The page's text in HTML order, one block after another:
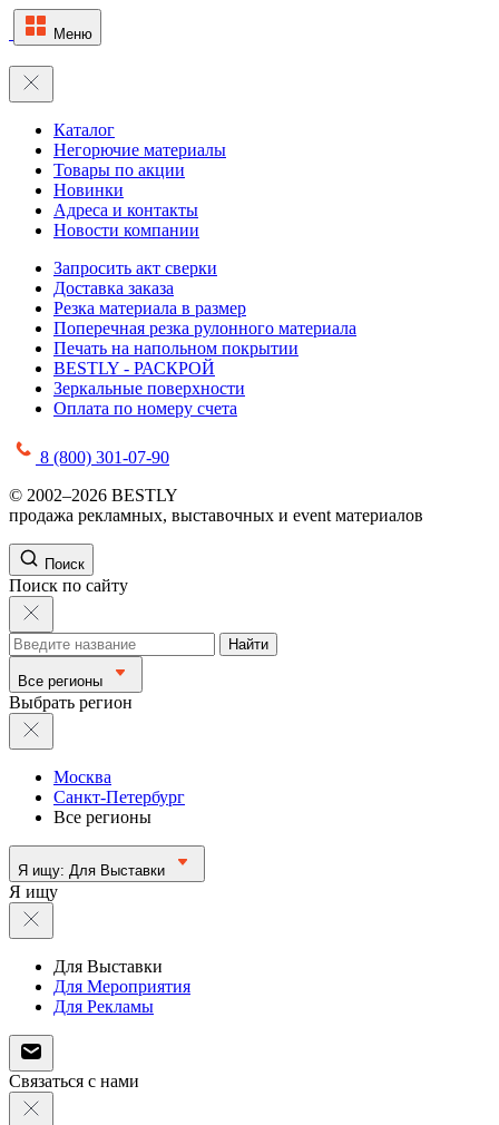
Меню
Каталог
Негорючие материалы
Товары по акции
Новинки
Адреса и контакты
Новости компании
Запросить акт сверки
Доставка заказа
Резка материала в размер
Поперечная резка рулонного материала
Печать на напольном покрытии
BESTLY - РАСКРОЙ
Зеркальные поверхности
Оплата по номеру счета
8 (800) 301-07-90
© 2002–2026 BESTLY
продажа рекламных, выставочных и event материалов
Поиск
Поиск по сайту
Найти
Все регионы
Выбрать регион
Москва
Санкт-Петербург
Все регионы
Я ищу: Для Выставки
Я ищу
Для Выставки
Для Мероприятия
Для Рекламы
Связаться с нами